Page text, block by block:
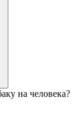
на человека?